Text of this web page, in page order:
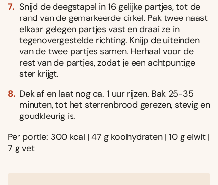
Snijd de deegstapel in 16 gelijke partjes, tot de
rand van de gemarkeerde cirkel. Pak twee naast
elkaar gelegen partjes vast en draai ze in
tegenovergestelde richting. Knijp de uiteinden
van de twee partjes samen. Herhaal voor de
rest van de partjes, zodat je een achtpuntige
ster krijgt.
Dek af en laat nog ca. 1 uur rijzen. Bak 25-35
minuten, tot het sterrenbrood gerezen, stevig en
goudkleurig is.
Per portie: 300 kcal | 47 g koolhydraten | 10 g eiwit |
7 g vet